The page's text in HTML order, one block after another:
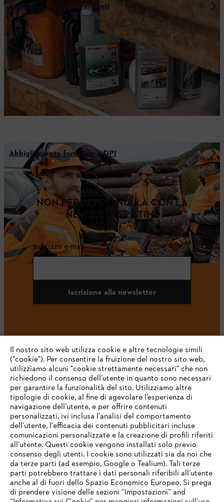
Carburanti, Oli e Detergenti
Abbigliamento forestale e DPI
NON PERDETEVI NULLA CON LA
NEWSLETTER STIHL
Indirizzo e-mail
Iscrizione alla newsletter
#STIHL
L’azienda
STIHL FAQ
Il nostro sito web utilizza cookie e altre tecnologie simili
("cookie"). Per consentire la fruizione del nostro sito web,
utilizziamo alcuni "cookie strettamente necessari" che non
richiedono il consenso dell’utente in quanto sono necessari
per garantire la funzionalità del sito. Utilizziamo altre
tipologie di cookie, al fine di agevolare l’esperienza di
navigazione dell’utente, e per offrire contenuti
personalizzati, ivi inclusa l'analisi del comportamento
dell’utente, l'efficacia dei contenuti pubblicitari incluse
comunicazioni personalizzate e la creazione di profili riferiti
all’utente. Questi cookie vengono installati solo previo
consenso degli utenti. I cookie sono utilizzati sia da noi che
da terze parti (ad esempio, Google o Tealium). Tali terze
parti potrebbero trattare i dati personali riferibili all’utente
anche al di fuori dello Spazio Economico Europeo. Si prega
di prendere visione delle sezioni “Impostazioni” and